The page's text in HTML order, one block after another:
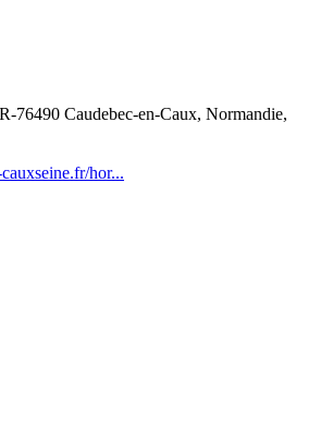
76490 Caudebec-en-Caux, Normandie,
hor...